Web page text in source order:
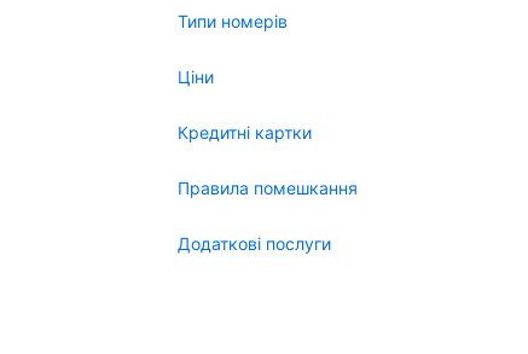
Типи номерів
Ціни
Кредитні картки
Правила помешкання
Додаткові послуги